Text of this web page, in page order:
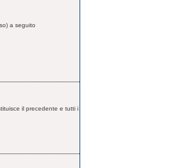
a seguito
il precedente e tutti i